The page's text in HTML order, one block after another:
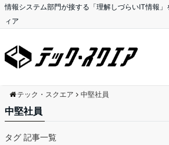
情報システム部門が接する「理解しづらいIT情報
ィア
テック・スクエア 中堅社員
中堅社員
タグ 記事一覧